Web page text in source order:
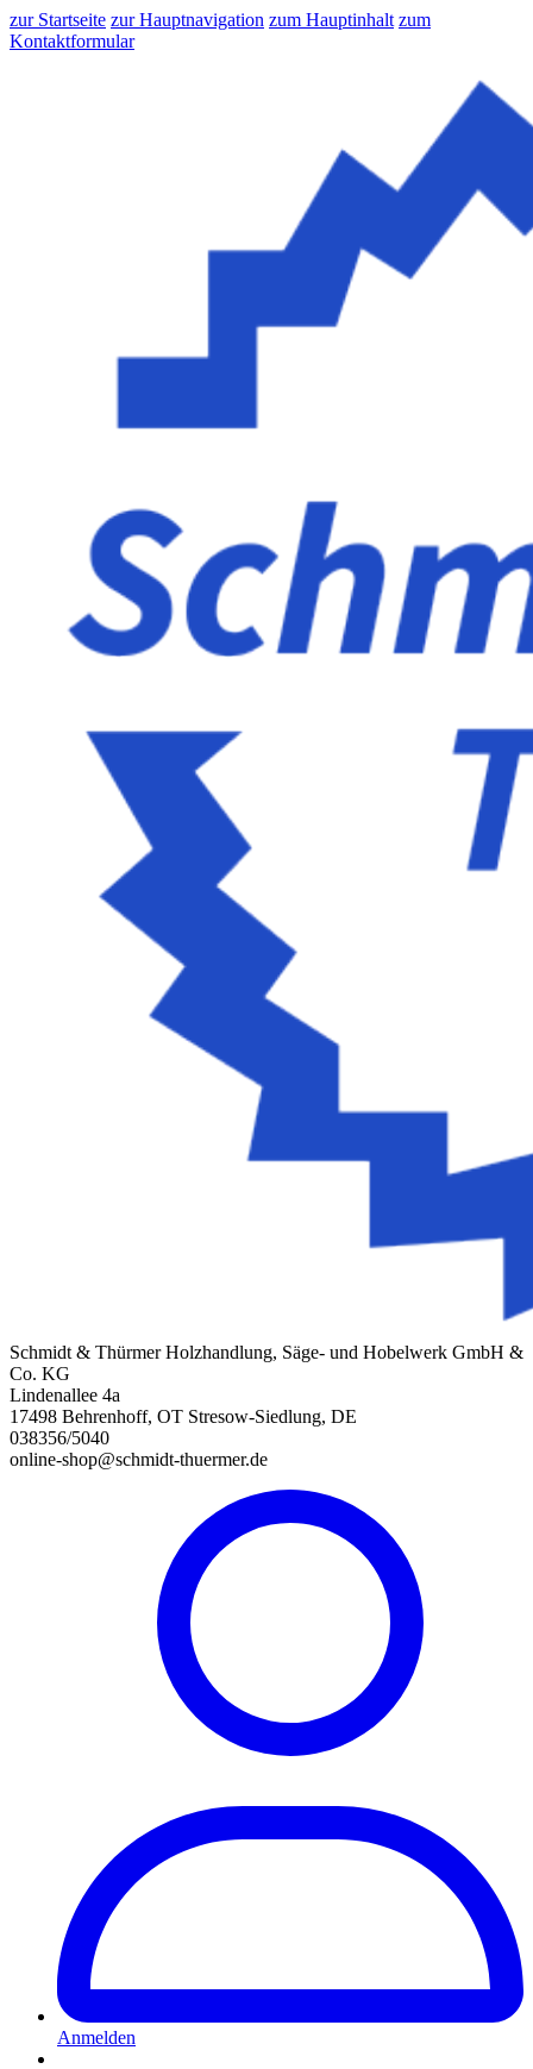
zur Startseite zur Hauptnavigation zum Hauptinhalt zum
Kontaktformular
Schmidt & Thürmer Holzhandlung, Säge- und Hobelwerk GmbH &
Co. KG
Lindenallee 4a
17498 Behrenhoff, OT Stresow-Siedlung, DE
038356/5040
online-shop@schmidt-thuermer.de
Anmelden